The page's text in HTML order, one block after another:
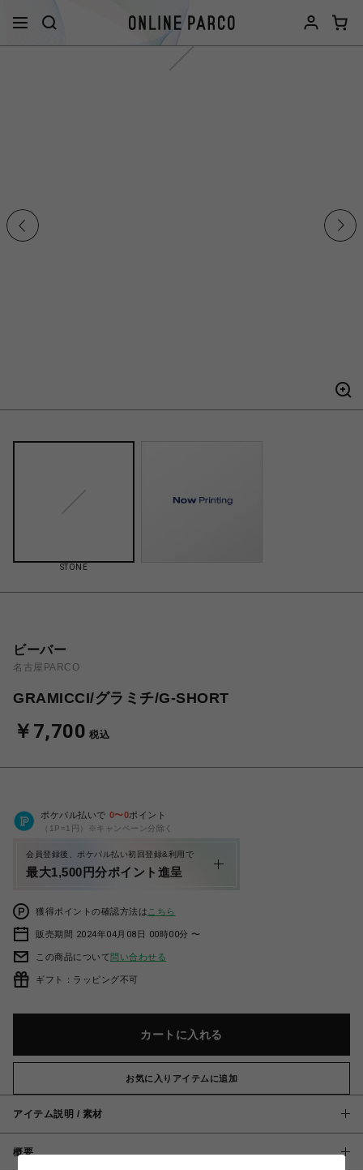
STONE
ビーバー
名古屋PARCO
GRAMICCI/グラミチ/G-SHORT
￥7,700 税込
ポケパル払いで 0〜0ポイント
（1P=1円）※キャンペーン分除く
会員登録後、ポケパル払い初回登録&利用で
最大1,500円分ポイント進呈
獲得ポイントの確認方法は こちら
販売期間 2024年04月08日 00時00分 〜
この商品について問い合わせる
ギフト：ラッピング不可
カートに入れる
お気に入りアイテムに追加
アイテム説明 / 素材
概要